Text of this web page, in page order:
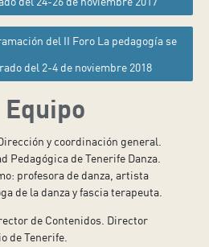
del II Foro La pedagogía se
del 2-4 de noviembre 2018
Equipo
y coordinación general.
Pedagógica de Tenerife Danza.
profesora de danza, artista
de la danza y fascia terapeuta.
de Contenidos. Director
de Tenerife.